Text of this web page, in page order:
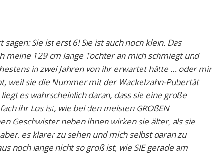
Sie ist erst 6! Sie ist auch noch klein. Das
meine 129 cm lange Tochter an mich schmiegt und
in zwei Jahren von ihr erwartet hätte … oder mir
weil sie die Nummer mit der Wackelzahn-Pubertät
es wahrscheinlich daran, dass sie eine große
ihr Los ist, wie bei den meisten GROßEN
Geschwister neben ihnen wirken sie älter, als sie
es klarer zu sehen und mich selbst daran zu
noch lange nicht so groß ist, wie SIE gerade am